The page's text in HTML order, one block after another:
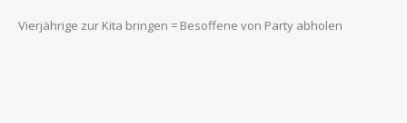
Vierjährige zur Kita bringen = Besoffene von Party abholen